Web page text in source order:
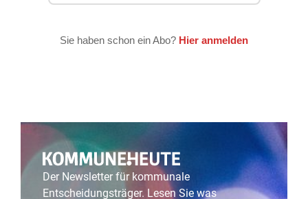
Der Newsletter für kommunale
Entscheidungsträger. Lesen Sie was